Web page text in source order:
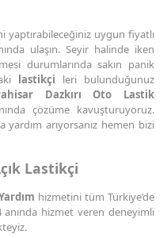
yaptırabileceğiniz uygun fiyatlı
ulaşın. Seyir halinde iken
durumlarında sakın panik
lastikçi leri bulunduğunuz
Dazkırı Oto Lastik
çözüme kavuşturuyoruz.
yardım arıyorsanız hemen bizi
Lastikçi
hizmetini tüm Türkiye’de
anında hizmet veren deneyimli